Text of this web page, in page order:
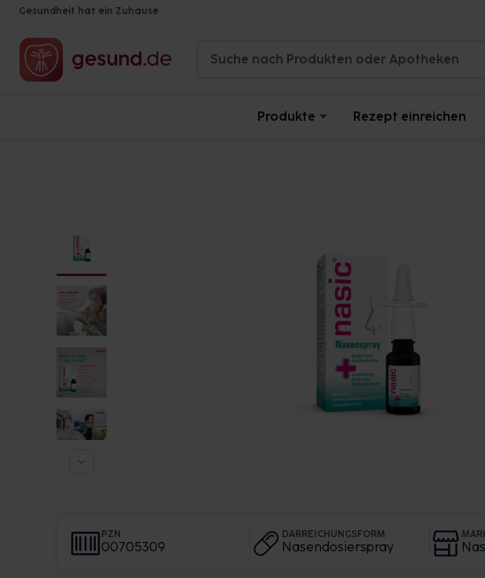
Gesundheit hat ein Zuhause
Produkte Rezept einreichen
PZN
00705309
DARREICHUNGSFORM
Nasendosierspray